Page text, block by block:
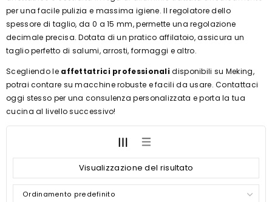
per una facile pulizia e massima igiene. Il regolatore dello
spessore di taglio, da 0 a 15 mm, permette una regolazione
decimale precisa. Dotata di un pratico affilatoio, assicura un
taglio perfetto di salumi, arrosti, formaggi e altro.
Scegliendo le affettatrici professionali disponibili su Meking,
potrai contare su macchine robuste e facili da usare. Contattaci
oggi stesso per una consulenza personalizzata e porta la tua
cucina al livello successivo!
Visualizzazione del risultato